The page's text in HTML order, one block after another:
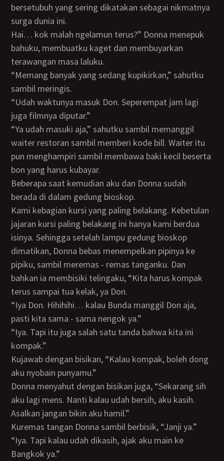
bersetubuh yang sering dikatakan sebagai nikmatnya
surga dunia ini.
Hai… kok malah ngelamun terus?” Donna menepuk
bahuku, membuatku kaget dan membuyarkan
terawangan masa laluku.
“Memang banyak yang sedang kupikirkan,” sahutku
sambil meringis.
“Udah waktunya masuk Don. Seperempat jam lagi
juga filmnya diputar.”
“Ya udah masuki aja,” sahutku sambil memanggil
waiter restoran sambil memberi kode bill. Waiter itu
pun menghampiri sambil membawa baki kecil beserta
bon yang harus kubayar.
Beberapa saat kemudian aku dan Donna sudah
berada di dalam gedung bioskop.
Kami kebagian kursi yang paling belakang. Kebetulan
jajaran kursi paling belakang ini hanya kami berdua
isinya. Sehingga setelah lampu gedung bioskop
dimatikan, Donna bebas menempelkan pipinya ke
pipiku, sambil meremas - remas tanganku. Dan
bahkan ia membisiki telingaku, “Kita harus kompak
terus sampai tua kelak, ya Don.
“Iya Don. Hihihihi… kalau Bunda manggil Don aja,
pasti kita sama - sama nengok ya.”
“Iya. Tapi itu juga salah satu tanda bahwa kita ini
kompak.”
Kujawab dengan bisikan, “Kalau kompak, boleh dong
aku nyobain punyamu.”
Donna menyahut dengan bisikan juga, “Sekarang sih
aku lagi mens. Nanti kalau udah bersih, aku kasih.
Asalkan jangan bikin aku hamil.”
Kuremas tangan Donna sambil berbisik, “Janji ya.”
“Iya. Tapi kalau udah dikasih, ajak aku main ke
Bangkok ya.”